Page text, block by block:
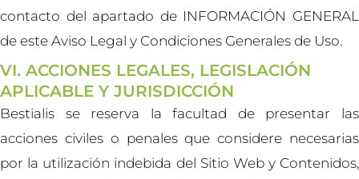
contacto del apartado de INFORMACIÓN GENERAL
de este Aviso Legal y Condiciones Generales de Uso.
VI. ACCIONES LEGALES, LEGISLACIÓN
APLICABLE Y JURISDICCIÓN
Bestialis se reserva la facultad de presentar las
acciones civiles o penales que considere necesarias
por la utilización indebida del Sitio Web y Contenidos,